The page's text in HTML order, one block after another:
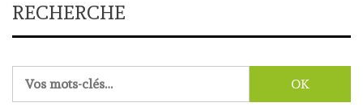
RECHERCHE